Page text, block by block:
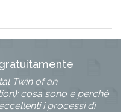
Twin of an
cosa sono e perché
i processi di